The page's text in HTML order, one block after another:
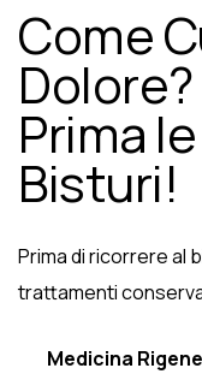
Come
Dolore?
Prima
Bisturi!
Prima di ricorrere al
trattamenti
Medicina